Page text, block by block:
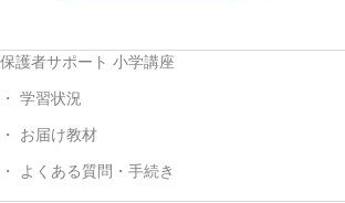
保護者サポート 小学講座
学習状況
お届け教材
よくある質問・手続き